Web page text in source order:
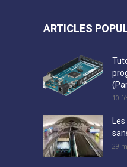
ARTICLES
10
29